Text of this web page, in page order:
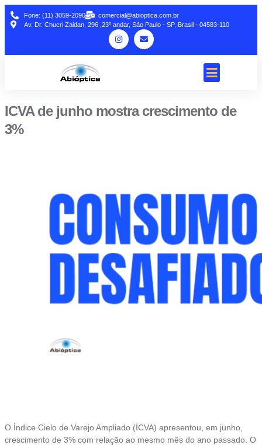
Fone: (11) 3059-2090
comercial@abioptica.com.br
Av. Dr. Chucri Zaidan, 296 ,23º andar, São Paulo - SP, Brasil - 04583-110
ICVA de junho mostra crescimento de
3%
O Índice Cielo de Varejo Ampliado (ICVA) apresentou, em junho,
crescimento de 3% com relação ao mesmo mês do ano passado. O